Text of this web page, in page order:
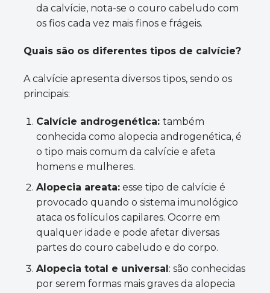
da calvície, nota-se o couro cabeludo com
os fios cada vez mais finos e frágeis.
Quais são os diferentes tipos de calvície?
A calvície apresenta diversos tipos, sendo os
principais:
Calvície androgenética: também
conhecida como alopecia androgenética, é
o tipo mais comum da calvície e afeta
homens e mulheres.
Alopecia areata:esse tipo de calvície é
provocado quando o sistema imunológico
ataca os folículos capilares. Ocorre em
qualquer idade e pode afetar diversas
partes do couro cabeludo e do corpo.
Alopecia total e universal: são conhecidas
por serem formas mais graves da alopecia